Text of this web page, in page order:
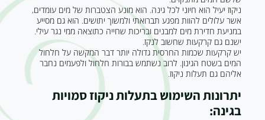
ניקוז יעיל הוא חיוני לכל גינה. הוא מונע הצטברות של מים עומדים,
אשר עלולים להוות מפגע תברואתי ולמשוך יתושים. הוא גם מסייע
במניעת חדירת מים למבנים ובריכות שחייה כתוצאה ממי נגר עילי.
ישנם גם קרקעות שחשוב לנקז.
יש קרקעות שכמות החרסית גדולה יותר דבר המקשה על חלחול
המים בשטח הגינון. לרוב נשתמש בבורות חלחול ולפעמים נחבר
אליהם גם תעלות ניקוז.
יתרונות השימוש בתעלות ניקוז סמויות
בגינה: